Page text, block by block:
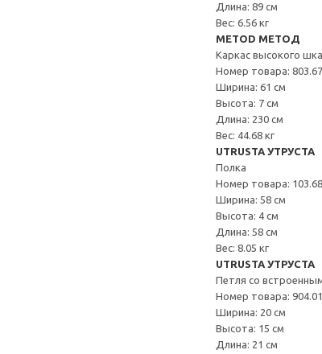
Длина: 89 см
Вес: 6.56 кг
METOD МЕТОД
Каркас высокого
Номер товара:
Ширина: 61 см
Высота: 7 см
Длина: 230 см
Вес: 44.68 кг
UTRUSTA УТРУСТА
Полка
Номер товара:
Ширина: 58 см
Высота: 4 см
Длина: 58 см
Вес: 8.05 кг
UTRUSTA УТРУСТА
Петля со
Номер товара:
Ширина: 20 см
Высота: 15 см
Длина: 21 см